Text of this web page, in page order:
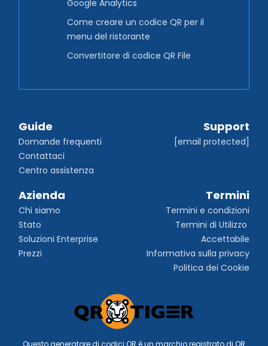
Google Analytics
Come creare un codice QR per il
menu del ristorante
Convertitore di codice QR File
Guide
Domande frequenti
Contattaci
Centro assistenza
Support
[email protected]
Azienda
Chi siamo
Stato
Soluzioni Enterprise
Prezzi
Termini
Termini e condizioni
Termini di Utilizzo
Accettabile
Informativa sulla privacy
Politica dei Cookie
Questo generatore di codici QR è un marchio registrato di QR